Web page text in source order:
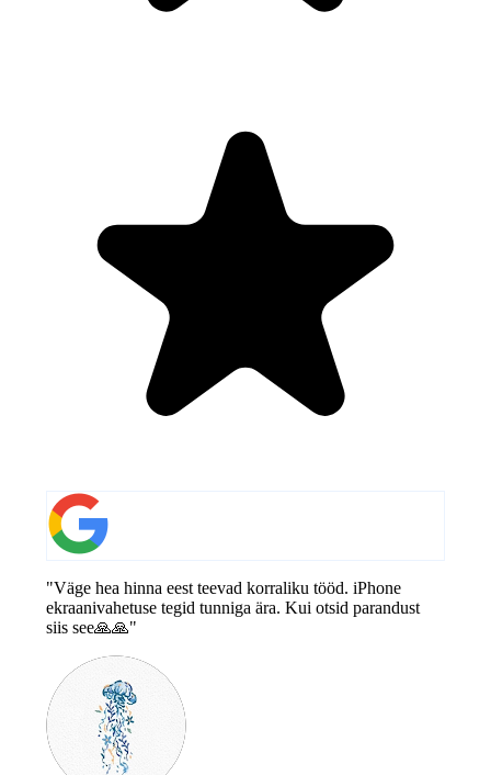
"Väge hea hinna eest teevad korraliku tööd. iPhone
ekraanivahetuse tegid tunniga ära. Kui otsid parandust
siis see🙏🙏"